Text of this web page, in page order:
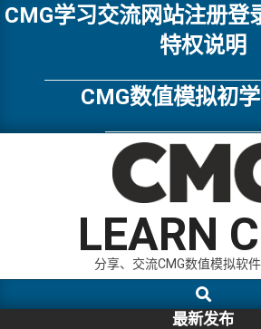
Skip
CMG学习交流网站注册登
特权说明
CMG数值模拟初
LEARN
分享、交流CMG数值模拟软
Navigation
Search
最新发布